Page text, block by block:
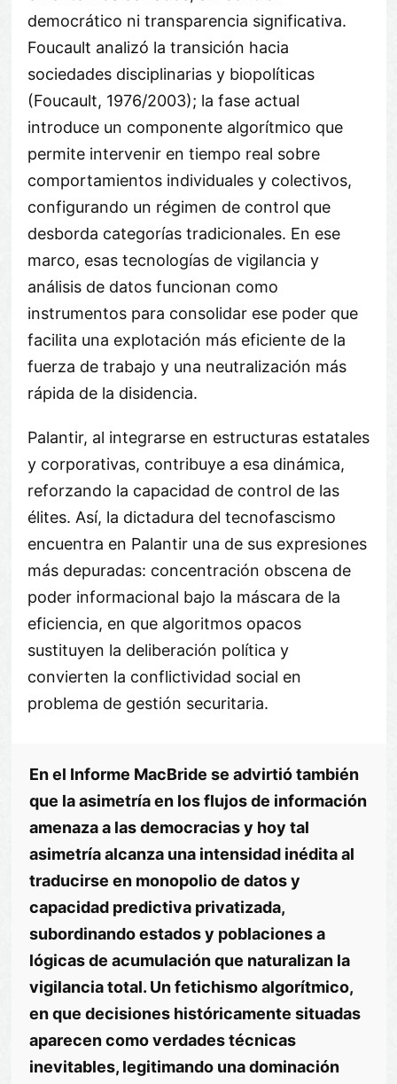
democrático ni transparencia significativa.
Foucault analizó la transición hacia
sociedades disciplinarias y biopolíticas
(Foucault, 1976/2003); la fase actual
introduce un componente algorítmico que
permite intervenir en tiempo real sobre
comportamientos individuales y colectivos,
configurando un régimen de control que
desborda categorías tradicionales. En ese
marco, esas tecnologías de vigilancia y
análisis de datos funcionan como
instrumentos para consolidar ese poder que
facilita una explotación más eficiente de la
fuerza de trabajo y una neutralización más
rápida de la disidencia.
Palantir, al integrarse en estructuras estatales
y corporativas, contribuye a esa dinámica,
reforzando la capacidad de control de las
élites. Así, la dictadura del tecnofascismo
encuentra en Palantir una de sus expresiones
más depuradas: concentración obscena de
poder informacional bajo la máscara de la
eficiencia, en que algoritmos opacos
sustituyen la deliberación política y
convierten la conflictividad social en
problema de gestión securitaria.
En el Informe MacBride se advirtió también
que la asimetría en los flujos de información
amenaza a las democracias y hoy tal
asimetría alcanza una intensidad inédita al
traducirse en monopolio de datos y
capacidad predictiva privatizada,
subordinando estados y poblaciones a
lógicas de acumulación que naturalizan la
vigilancia total. Un fetichismo algorítmico,
en que decisiones históricamente situadas
aparecen como verdades técnicas
inevitables, legitimando una dominación